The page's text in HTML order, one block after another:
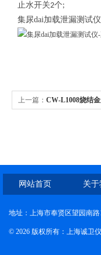
止水开关2个;
集尿dai加载泄漏测试仪
上一篇： CW-L1008烧结
网站首页 关
地址：上海市奉贤区望园南路
© 2026 版权所有：上海诚卫